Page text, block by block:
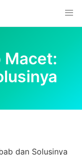
Macet:
dan Solusinya